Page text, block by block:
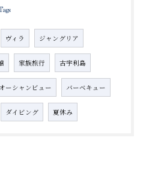
ヴィラ ジャングリア
家族旅行 古宇利島
オーシャンビュー バーベキュー
ダイビング 夏休み